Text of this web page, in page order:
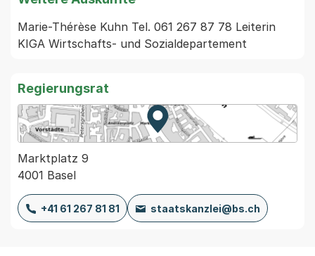
Marie-Thérèse Kuhn Tel. 061 267 87 78 Leiterin
KIGA Wirtschafts- und Sozialdepartement
Regierungsrat
Zur Karte von MapBS.
Externer Link, wird in einem
Marktplatz 9
4001 Basel
+41 61 267 81 81 staatskanzlei@bs.ch